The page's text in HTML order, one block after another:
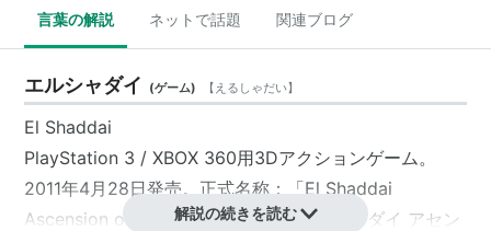
言葉の解説 ネットで話題 関連ブログ
エルシャダイ (ゲーム) 【 えるしゃだい】
El Shaddai
PlayStation 3 /XBOX 360用3Dアクションゲーム。
2011年4月28日発売。正式名称：「El Shaddai
Ascension of the Metatron」／「 エルシャダイ アセン
解説の続きを読む